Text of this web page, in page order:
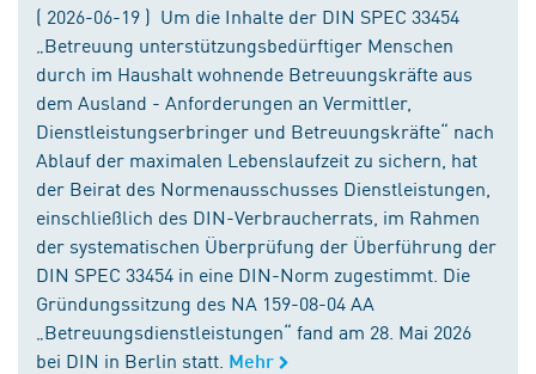
( 2026-06-19 ) Um die Inhalte der DIN SPEC 33454
„Betreuung unterstützungsbedürftiger Menschen
durch im Haushalt wohnende Betreuungskräfte aus
dem Ausland - Anforderungen an Vermittler,
Dienstleistungserbringer und Betreuungskräfte“ nach
Ablauf der maximalen Lebenslaufzeit zu sichern, hat
der Beirat des Normenausschusses Dienstleistungen,
einschließlich des DIN-Verbraucherrats, im Rahmen
der systematischen Überprüfung der Überführung der
DIN SPEC 33454 in eine DIN-Norm zugestimmt. Die
Gründungssitzung des NA 159-08-04 AA
„Betreuungsdienstleistungen“ fand am 28. Mai 2026
bei DIN in Berlin statt. Mehr